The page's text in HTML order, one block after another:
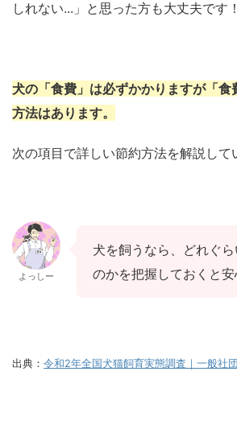
しれない...」と思った方も大丈夫です！
犬の「食費」は必ずかかりますが「食
方法はあります。
次の項目で詳しい節約方法を解説して
よっしー
犬を飼うなら、どれぐ
のかを把握しておくと安
出典： 令和2年全国犬猫飼育実態調査｜一般社